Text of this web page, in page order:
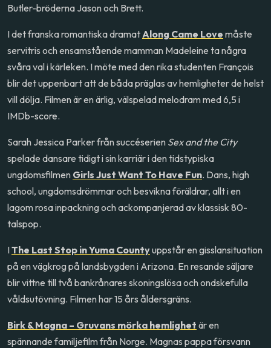
Butler-bröderna Jason och Brett.
I det franska romantiska dramat Along Came Love måste
servitris och ensamstående mamman Madeleine ta några
svåra val i kärleken. I möte med den rika studenten François
blir det uppenbart att de båda präglas av hemligheter de helst
vill dölja. Filmen är en ärlig, välspelad melodram med 6,5 i
IMDb-score.
Sarah Jessica Parker från succéserien Sex and the City
spelade dansare tidigt i sin karriär i den tidstypiska
ungdomsfilmen Girls Just Want To Have Fun. Dans, high
school, ungdomsdrömmar och besvikna föräldrar, allt i en
lagom rosa inpackning och ackompanjerad av klassisk 80-
talspop.
IThe Last Stop in Yuma Countyuppstår en gisslansituation
på en vägkrog på landsbygden i Arizona. En resande säljare
blir vittne till två bankrånares skoningslösa och ondskefulla
våldsutövning. Filmen har 15 års åldersgräns.
Birk & Magna – Gruvans mörka hemlighet är en
spännande familjefilm från Norge. Magnas pappa försvann